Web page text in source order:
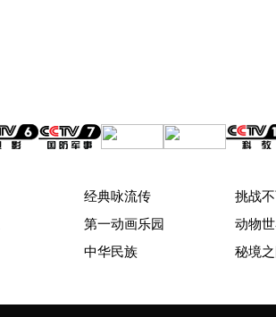
经典咏流传
挑战
第一动画乐园
动物
中华民族
秘境